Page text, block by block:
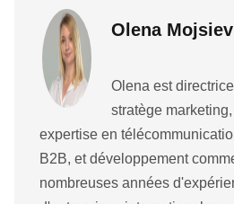
Olena
Olena est
stratège
expertise en
B2B, et développement
nombreuses années